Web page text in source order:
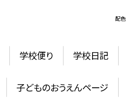
配色
学校便り 学校日記
子どものおうえんページ